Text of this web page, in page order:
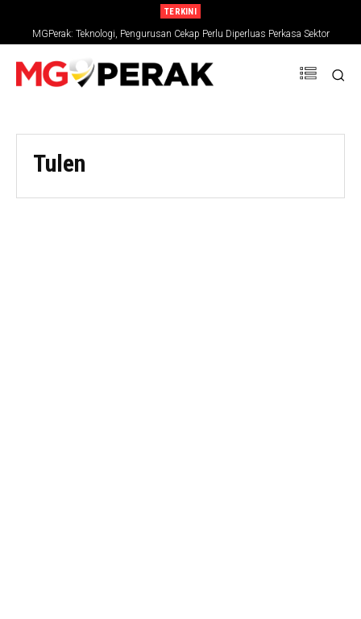
TERKINI
MGPerak: Teknologi, Pengurusan Cekap Perlu Diperluas Perkasa Sektor
Pertanian
Tulen